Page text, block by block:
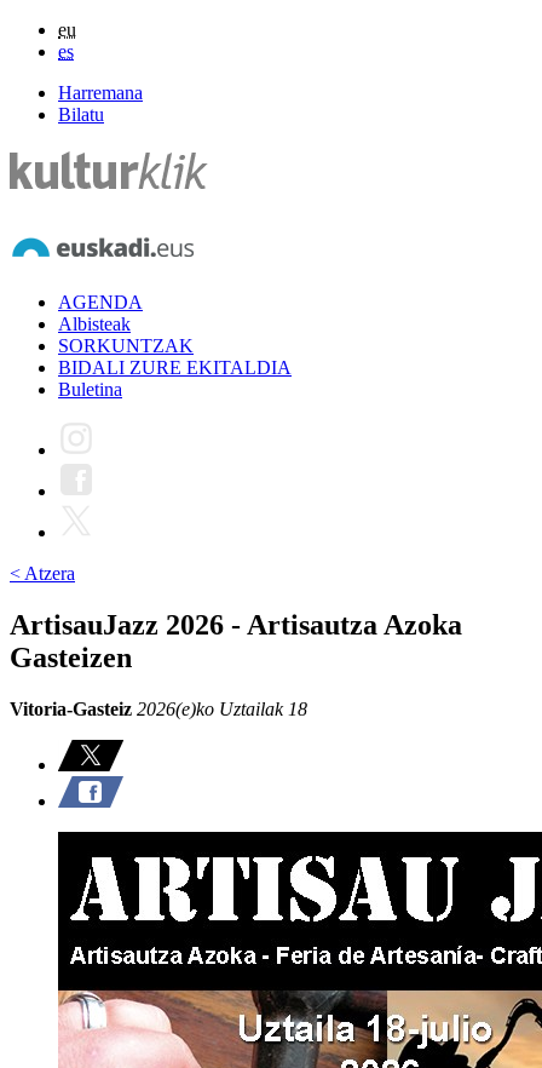
eu
es
Harremana
Bilatu
AGENDA
Albisteak
SORKUNTZAK
BIDALI ZURE EKITALDIA
Buletina
< Atzera
ArtisauJazz 2026 - Artisautza Azoka
Gasteizen
Vitoria-Gasteiz 2026(e)ko Uztailak 18